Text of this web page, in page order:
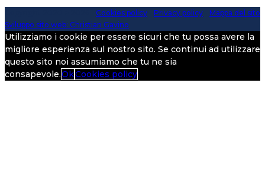
Cookies policy Privacy policy
Mappa del sito
Sviluppo sito web: Christian Gavino
Utilizziamo i cookie per essere sicuri che tu possa avere la
migliore esperienza sul nostro sito. Se continui ad utilizzare
questo sito noi assumiamo che tu ne sia
consapevole.OkCookies policy